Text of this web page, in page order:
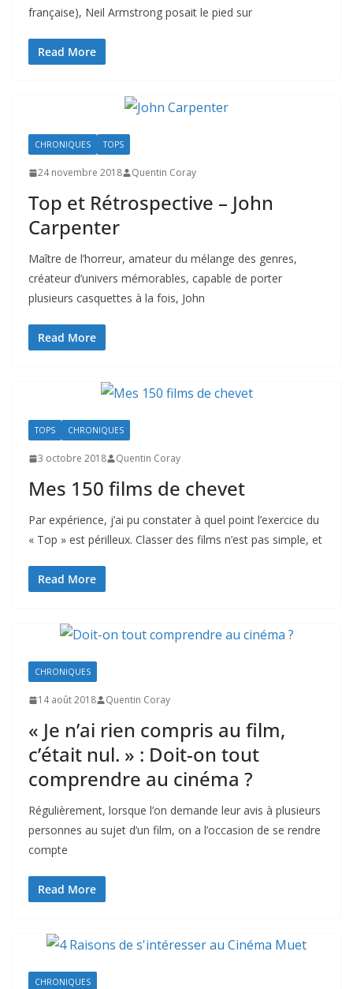
française), Neil Armstrong posait le pied sur
Read More
CHRONIQUES TOPS
24 novembre 2018 Quentin Coray
Top et Rétrospective – John
Carpenter
Maître de l’horreur, amateur du mélange des genres,
créateur d’univers mémorables, capable de porter
plusieurs casquettes à la fois, John
Read More
TOPS CHRONIQUES
3 octobre 2018 Quentin Coray
Mes 150 films de chevet
Par expérience, j’ai pu constater à quel point l’exercice du
« Top » est périlleux. Classer des films n’est pas simple, et
Read More
CHRONIQUES
14 août 2018 Quentin Coray
« Je n’ai rien compris au film,
c’était nul. » : Doit-on tout
comprendre au cinéma ?
Régulièrement, lorsque l’on demande leur avis à plusieurs
personnes au sujet d’un film, on a l’occasion de se rendre
compte
Read More
CHRONIQUES